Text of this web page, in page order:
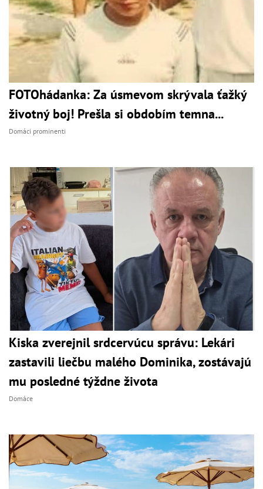
FOTOhádanka: Za úsmevom skrývala ťažký
životný boj! Prešla si obdobím temna...
Domáci prominenti
Kiska zverejnil srdcervúcu správu: Lekári
zastavili liečbu malého Dominika, zostávajú
mu posledné týždne života
Domáce